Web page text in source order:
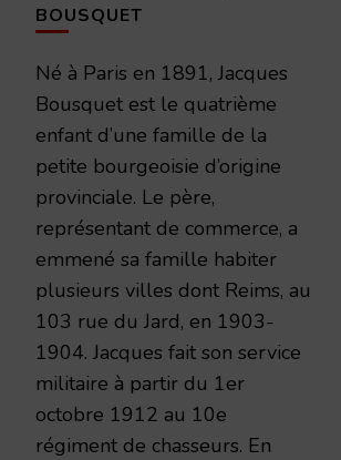
BOUSQUET
Né à Paris en 1891, Jacques
Bousquet est le quatrième
enfant d’une famille de la
petite bourgeoisie d’origine
provinciale. Le père,
représentant de commerce, a
emmené sa famille habiter
plusieurs villes dont Reims, au
103 rue du Jard, en 1903-
1904. Jacques fait son service
militaire à partir du 1er
octobre 1912 au 10e
régiment de chasseurs. En